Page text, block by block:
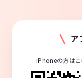
ア
iPhoneの方はこ